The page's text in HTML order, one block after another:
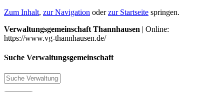
Zum Inhalt, zur Navigation oderzur Startseite springen.
Verwaltungsgemeinschaft Thannhausen | Online:
https://www.vg-thannhausen.de/
Suche Verwaltungsgemeinschaft